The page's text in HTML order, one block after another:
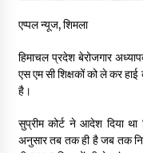
संसद में दी
07/
हिमालयन
06/
एप्पल न्यूज, शिमला
हिमाचल प्रदेश बेरोजगार
एस एम सी शिक्षकों को ले कर
है।
सुप्रीम कोर्ट ने आदेश दिया
अनुसार तब तक ही है जब तक